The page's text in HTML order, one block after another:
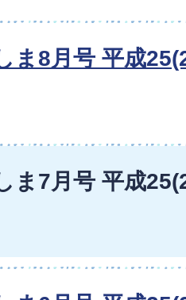
ま8月号 平成
ま7月号 平成